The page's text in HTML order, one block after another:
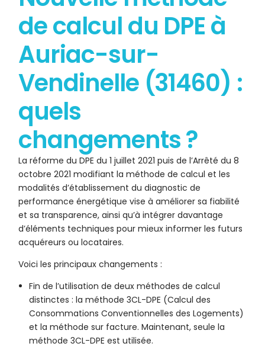
de calcul du DPE à
Auriac-sur-
Vendinelle (31460) :
quels
changements ?
La réforme du DPE du 1 juillet 2021 puis de l’Arrêté du 8
octobre 2021 modifiant la méthode de calcul et les
modalités d’établissement du diagnostic de
performance énergétique vise à améliorer sa fiabilité
et sa transparence, ainsi qu’à intégrer davantage
d’éléments techniques pour mieux informer les futurs
acquéreurs ou locataires.
Voici les principaux changements :
Fin de l’utilisation de deux méthodes de calcul
distinctes : la méthode 3CL-DPE (Calcul des
Consommations Conventionnelles des Logements)
et la méthode sur facture. Maintenant, seule la
méthode 3CL-DPE est utilisée.